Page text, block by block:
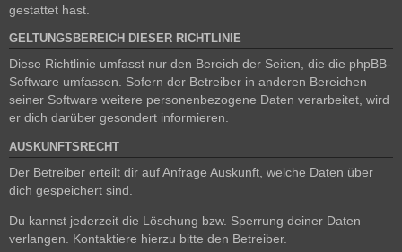
gestattet hast.
GELTUNGSBEREICH DIESER RICHTLINIE
Diese Richtlinie umfasst nur den Bereich der Seiten, die die phpBB-
Software umfassen. Sofern der Betreiber in anderen Bereichen
seiner Software weitere personenbezogene Daten verarbeitet, wird
er dich darüber gesondert informieren.
AUSKUNFTSRECHT
Der Betreiber erteilt dir auf Anfrage Auskunft, welche Daten über
dich gespeichert sind.
Du kannst jederzeit die Löschung bzw. Sperrung deiner Daten
verlangen. Kontaktiere hierzu bitte den Betreiber.